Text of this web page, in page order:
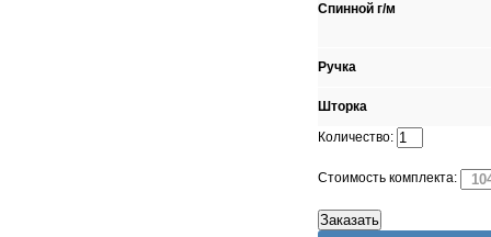
Спинной г/м
Ручка
Шторка
Количество:
Стоимость комплекта: